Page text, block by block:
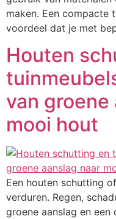
maken. Een compacte
voordeel dat je met
Houten
van groene
mooi hout
Een houten schutting
verduren. Regen,
groene aanslag en